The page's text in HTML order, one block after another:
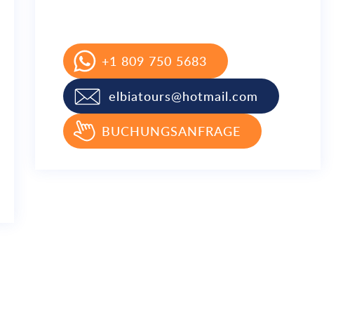
+1 809 750 5683
elbiatours@hotmail.com
BUCHUNGSANFRAGE